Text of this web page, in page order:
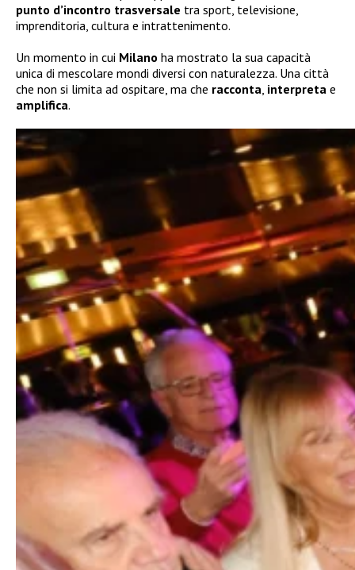
punto d’incontro trasversale tra sport, televisione,
imprenditoria, cultura e intrattenimento.
Un momento in cui Milano ha mostrato la sua capacità
unica di mescolare mondi diversi con naturalezza. Una città
che non si limita ad ospitare, ma che racconta, interpreta e
amplifica.